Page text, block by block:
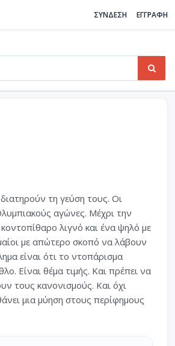
ΣΥΝΔΕΣΗ ΕΓΓΡΑΦΗ
τη γεύση τους. Οι
αγώνες. Μέχρι την
λιγνό και ένα ψηλό με
με απώτερο σκοπό να λάβουν
είναι ότι το ντοπάρισμα
Είναι θέμα τιμής. Και πρέπει να
τους κανονισμούς. Και όχι
μια μύηση στους περίφημους